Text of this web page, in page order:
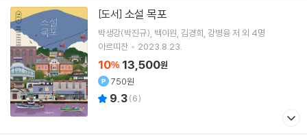
[도서] 소설 목포
박생강(박진규) 백이원 김경희 강병융저 외 4명
아르띠잔
2023.8.23.
10% 13,500원
750원
9.3(6)